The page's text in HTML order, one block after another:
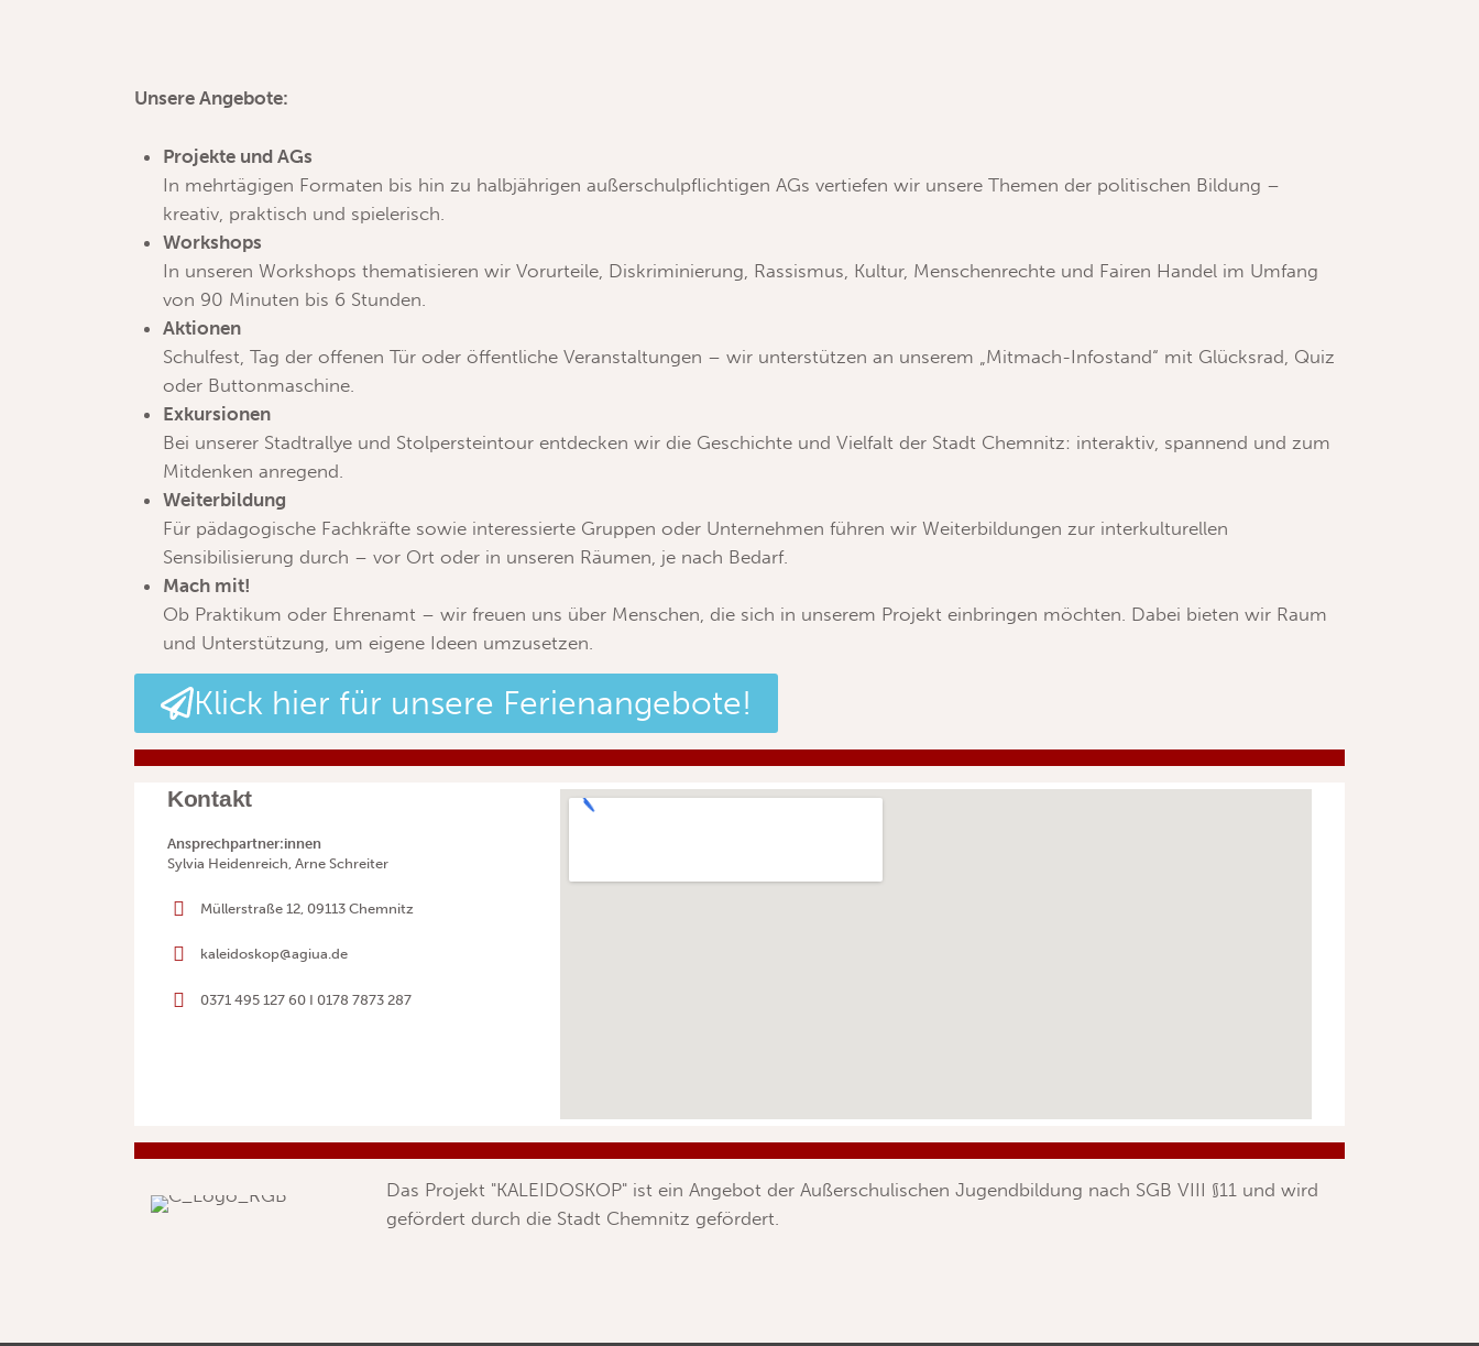
Unsere Angebote:
Projekte und AGs
In mehrtägigen Formaten bis hin zu halbjährigen außerschulpflichtigen AGs vertiefen wir unsere Themen der politischen Bildung –
kreativ, praktisch und spielerisch.
Workshops
In unseren Workshops thematisieren wir Vorurteile, Diskriminierung, Rassismus, Kultur, Menschenrechte und Fairen Handel im Umfang
von 90 Minuten bis 6 Stunden.
Aktionen
Schulfest, Tag der offenen Tür oder öffentliche Veranstaltungen – wir unterstützen an unserem „Mitmach-Infostand“ mit Glücksrad, Quiz
oder Buttonmaschine.
Exkursionen
Bei unserer Stadtrallye und Stolpersteintour entdecken wir die Geschichte und Vielfalt der Stadt Chemnitz: interaktiv, spannend und zum
Mitdenken anregend.
Weiterbildung
Für pädagogische Fachkräfte sowie interessierte Gruppen oder Unternehmen führen wir Weiterbildungen zur interkulturellen
Sensibilisierung durch – vor Ort oder in unseren Räumen, je nach Bedarf.
Mach mit!
Ob Praktikum oder Ehrenamt – wir freuen uns über Menschen, die sich in unserem Projekt einbringen möchten. Dabei bieten wir Raum
und Unterstützung, um eigene Ideen umzusetzen.
Klick hier für unsere Ferienangebote!
Kontakt
Ansprechpartner:innen
Sylvia Heidenreich, Arne Schreiter
Müllerstraße 12, 09113 Chemnitz
kaleidoskop@agiua.de
0371 495 127 60 I 0178 7873 287
Das Projekt "KALEIDOSKOP" ist ein Angebot der Außerschulischen Jugendbildung nach SGB VIII §11 und wird
gefördert durch die Stadt Chemnitz gefördert.